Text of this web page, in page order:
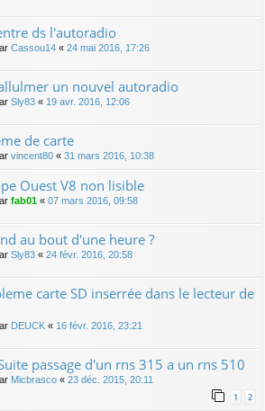
ds l'autoradio
Cassou14 « 24 mai 2016, 17:26
un nouvel autoradio
Sly83 « 19 avr. 2016, 12:06
de carte
vincent80 « 31 mars 2016, 10:38
Ouest V8 non lisible
fab01 « 07 mars 2016, 09:58
au bout d'une heure ?
Sly83 « 24 févr. 2016, 20:58
carte SD inserrée dans le lecteur de
DEUCK « 16 févr. 2016, 23:21
passage d'un rns 315 a un rns 510
Micbrasco « 23 déc. 2015, 20:11
1 2